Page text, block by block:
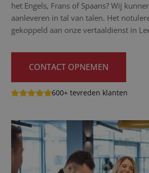
het Engels, Frans of Spaans? Wij
aanleveren in tal van talen. Het
gekoppeld aan onze vertaaldienst in
CONTACT OPNEMEN
600+ tevreden klanten